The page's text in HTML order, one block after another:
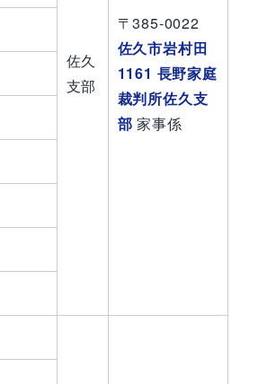
佐久
支部
〒385-0022
佐久市岩村田
1161 長野家庭
裁判所佐久支
部 家事係